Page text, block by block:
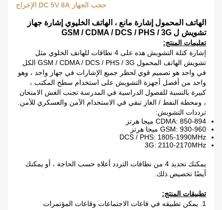
حجب الجهاز DC 5V 8A الإخراج
الهاتف المحمول إشارة مانع ، الهاتف الخليوي إشارة جهاز
تشويش ل GSM / CDMA / DCS / PHS / 3G
تعليمات المنتج:
إشارة كتلة التشويش هذه على 4 نطاقات للهاتف الخلوي مثل
تشويش الهاتف المحمول GSM / CDMA / DCS / PHS / 3G الكل
في واحد هو تصميم قوي لحظر جميع الإشارات في جهاز واحد ، وهو
واحد من أفضل أجهزة التشويش على استخدام سطح المكتب ،
كبيرة بالنسبة للفصول الدراسية في المدرسة تجنب الغش الامتحان
، ومحطة النفط / الغاز تبقي في الاستخدام الآمن والعسكري للأمن.
ترددات التشويش:
CDMA: 850-894 ميجا هرتز
GSM: 930-960 ميجا هرتز
DCS / PHS: 1805-1990MHz
3G: 2110-2170MHz
يمكنك تحديد 4 من نطاقات التردد أعلاه حسب الحاجة ، أو يمكنك
أيضًا تخصيص ذلك.
تطبيقات المنتج:
1. يمكن تطبيقه في قاعات الاجتماعات وقاعات المؤتمرات